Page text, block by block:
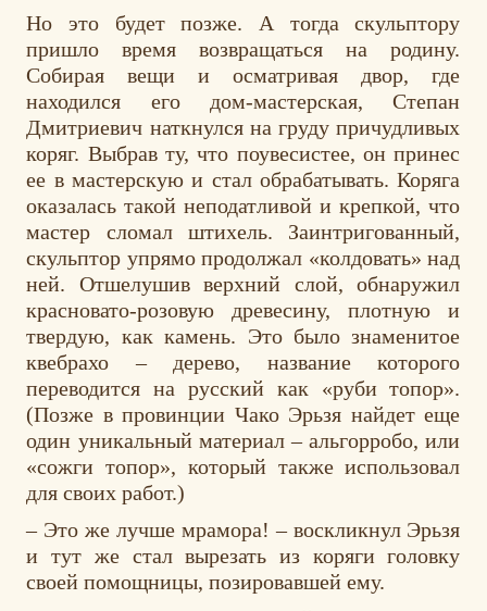
Но это будет позже. А тогда скульптору
пришло время возвращаться на родину.
Собирая вещи и осматривая двор, где
находился его дом-мастерская, Степан
Дмитриевич наткнулся на груду причудливых
коряг. Выбрав ту, что поувесистее, он принес
ее в мастерскую и стал обрабатывать. Коряга
оказалась такой неподатливой и крепкой, что
мастер сломал штихель. Заинтригованный,
скульптор упрямо продолжал «колдовать» над
ней. Отшелушив верхний слой, обнаружил
красновато-розовую древесину, плотную и
твердую, как камень. Это было знаменитое
квебрахо – дерево, название которого
переводится на русский как «руби топор».
(Позже в провинции Чако Эрьзя найдет еще
один уникальный материал – альгорробо, или
«сожги топор», который также использовал
для своих работ.)
– Это же лучше мрамора! – воскликнул Эрьзя
и тут же стал вырезать из коряги головку
своей помощницы, позировавшей ему.